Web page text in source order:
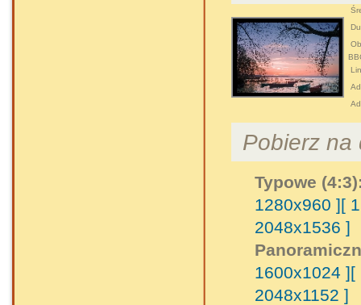
Pobierz na
Typowe
1280x960 ][
2048x1536 ]
1600x1024 ][
2048x1152 ]